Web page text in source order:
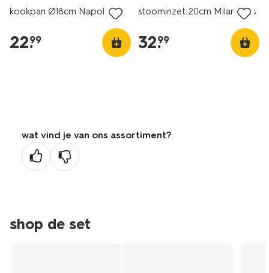
kookpan Ø18cm Napoli
22.
99
stoominzet 20cm Milano rvs
32.
99
wat vind je van ons assortiment?
shop de set